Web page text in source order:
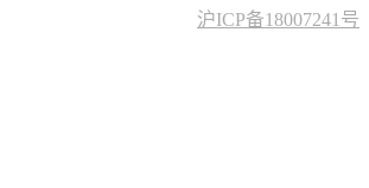
沪ICP备18007241号